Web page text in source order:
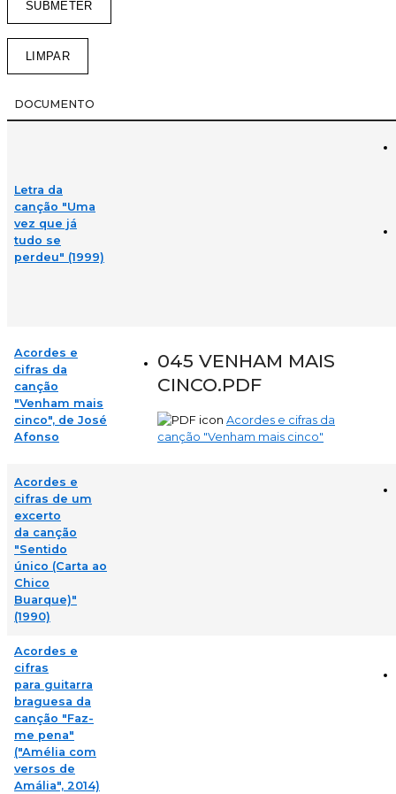
DOCUMENTO
Letra da
canção "Uma
vez que já
tudo se
perdeu" (1999)
Acordes e
cifras da
canção
"Venham mais
cinco", de José
Afonso
045 VENHAM MAIS
CINCO.PDF
Acordes e cifras da
canção "Venham mais cinco"
Acordes e
cifras de um
excerto
da canção
"Sentido
único (Carta ao
Chico
Buarque)"
(1990)
Acordes e
cifras
para guitarra
braguesa da
canção "Faz-
me pena"
("Amélia com
versos de
Amália", 2014)